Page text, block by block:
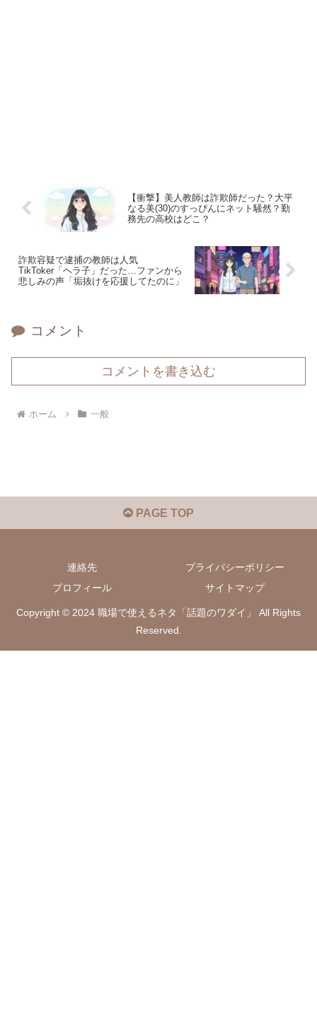
【衝撃】美人教師は詐欺師だった？大平
なる美(30)のすっぴんにネット騒然？勤
務先の高校はどこ？
詐欺容疑で逮捕の教師は人気
TikToker「ヘラ子」だった…ファンから
悲しみの声「垢抜けを応援してたのに」
コメント
コメントを書き込む
ホーム 一般
PAGE TOP
連絡先
プライバシーポリシー
プロフィール
サイトマップ
Copyright © 2024 職場で使えるネタ「話題のワダイ」 All Rights
Reserved.